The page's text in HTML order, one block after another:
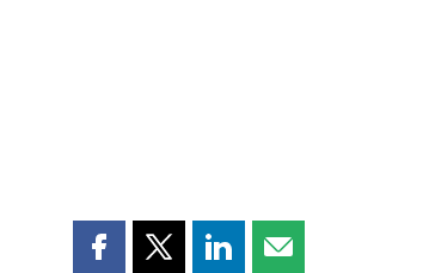
PartagerPartagerPartagerPartager